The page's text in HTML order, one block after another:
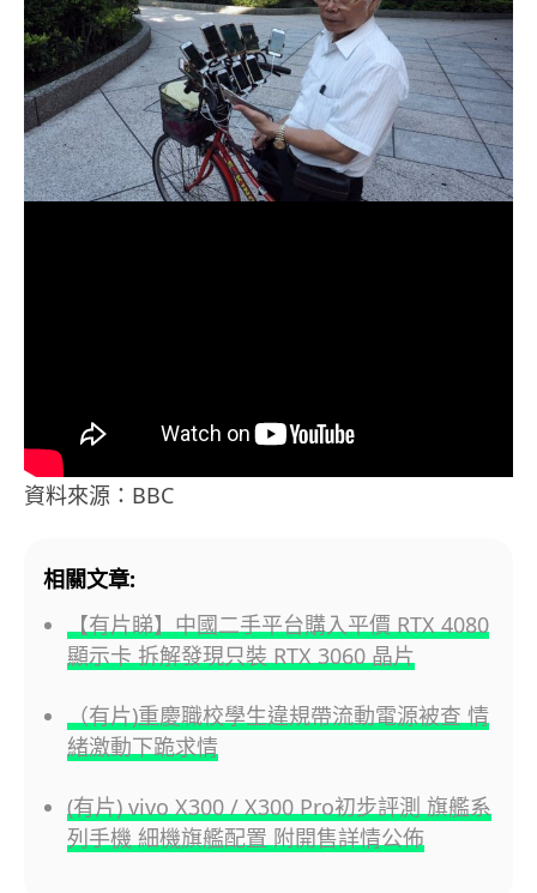
資料來源：BBC
相關文章:
【有片睇】中國二手平台購入平價 RTX 4080
顯示卡 拆解發現只裝 RTX 3060 晶片
（有片)重慶職校學生違規帶流動電源被查 情
緒激動下跪求情
(有片) vivo X300 / X300 Pro初步評測 旗艦系
列手機 細機旗艦配置 附開售詳情公佈